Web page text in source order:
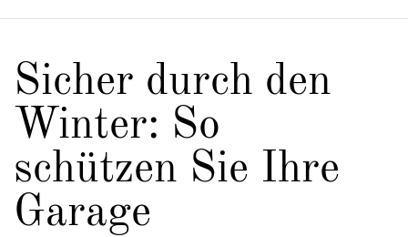
Sicher durch den
Winter: So
schützen Sie Ihre
Garage